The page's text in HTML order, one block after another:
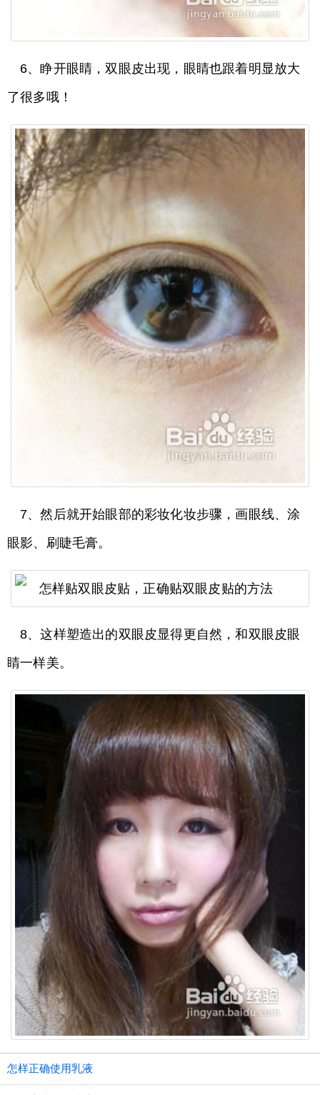
6、睁开眼睛，双眼皮出现，眼睛也跟着明显放大
了很多哦！
7、然后就开始眼部的彩妆化妆步骤，画眼线、涂
眼影、刷睫毛膏。
8、这样塑造出的双眼皮显得更自然，和双眼皮眼
睛一样美。
怎样正确使用乳液